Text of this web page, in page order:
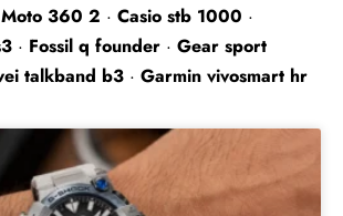
Moto 360 2 · Casio stb 1000 ·
· Fossil q founder · Gear sport
talkband b3 · Garmin vivosmart hr